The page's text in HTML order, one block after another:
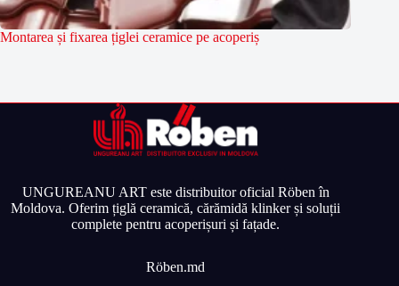
Montarea și fixarea țiglei ceramice pe acoperiș
UNGUREANU ART este distribuitor oficial Röben în
Moldova. Oferim țiglă ceramică, cărămidă klinker și soluții
complete pentru acoperișuri și fațade.
Röben.md